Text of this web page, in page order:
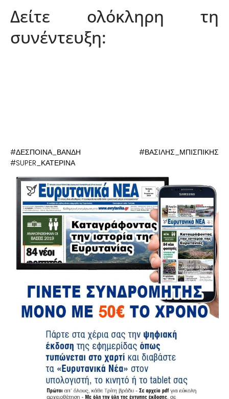
Δείτε ολόκληρη τη
συνέντευξη:
#ΔΕΣΠΟΙΝΑ_ΒΑΝΔΗ #ΒΑΣΙΛΗΣ_ΜΠΙΣΠΙΚΗΣ
#SUPER_ΚΑΤΕΡΙΝΑ